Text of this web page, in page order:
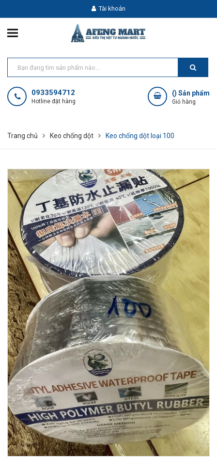
Tài khoản
0933594712
Hotline đặt hàng
() Sản phẩm
Giỏ hàng
Trang chủ Keo chống dột Keo chống dột loại 100